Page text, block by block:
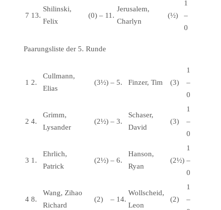
7 13.
Shilinski,
Felix
(0) – 11.
Jerusalem,
Charlyn
(½)
1
–
0
Paarungsliste der 5. Runde
1 2.
Cullmann,
Elias
(3½) – 5. Finzer, Tim (3)
1
–
0
2 4.
Grimm,
Lysander
(2½) – 3.
Schaser,
David
(3)
1
–
0
3 1.
Ehrlich,
Patrick
(2½) – 6.
Hanson,
Ryan
(2½)
1
–
0
4 8.
Wang, Zihao
Richard
(2) – 14.
Wollscheid,
Leon
(2)
1
–